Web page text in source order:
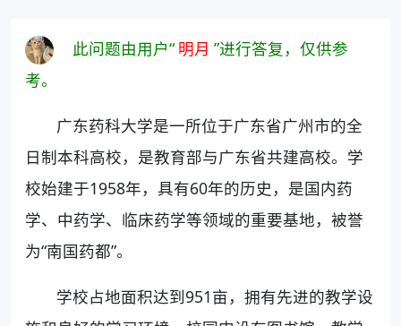
此问题由用户“ 明月 ”进行答复，仅供参
考。
广东药科大学是一所位于广东省广州市的全
日制本科高校，是教育部与广东省共建高校。学
校始建于1958年，具有60年的历史，是国内药
学、中药学、临床药学等领域的重要基地，被誉
为“南国药都”。
学校占地面积达到951亩，拥有先进的教学设